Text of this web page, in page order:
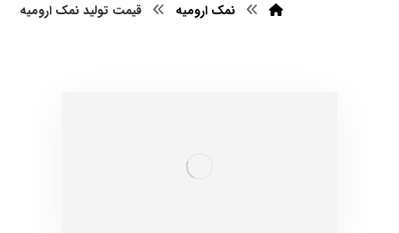
نمک ارومیه قیمت تولید نمک ارومیه